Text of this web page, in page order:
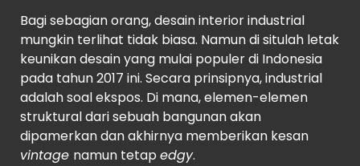
Bagi sebagian orang, desain interior industrial
mungkin terlihat tidak biasa. Namun di situlah letak
keunikan desain yang mulai populer di Indonesia
pada tahun 2017 ini. Secara prinsipnya, industrial
adalah soal ekspos. Di mana, elemen-elemen
struktural dari sebuah bangunan akan
dipamerkan dan akhirnya memberikan kesan
vintage namun tetap edgy.